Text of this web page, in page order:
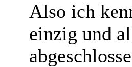
Also ich
einzig und